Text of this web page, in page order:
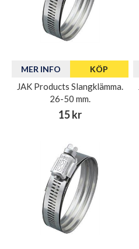
MER INFO KÖP
JAK Products Slangklämma.
26-50 mm.
15 kr